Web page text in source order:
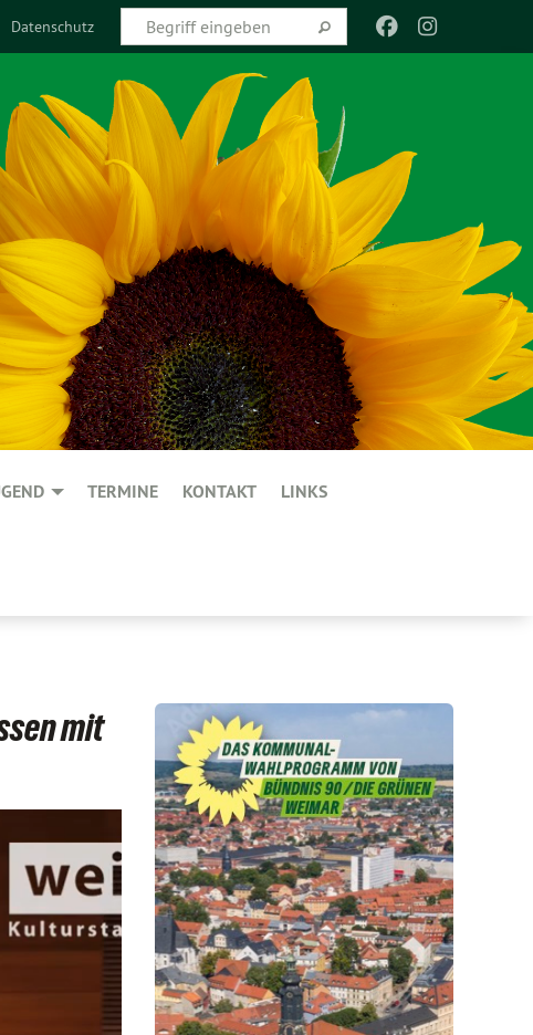
Datenschutz
TERMINE KONTAKT LINKS
mit